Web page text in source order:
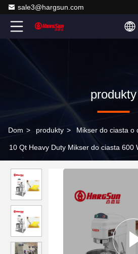
sale3@hargsun.com
produkty
Dom > produkty > Mikser do ciasta o
10 Qt Heavy Duty Mikser do ciasta 600